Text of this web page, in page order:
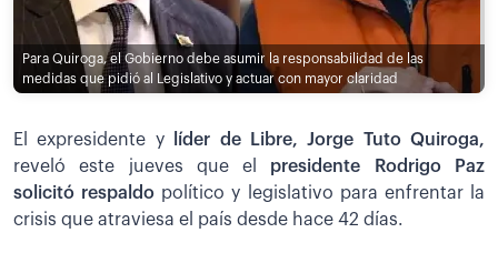
Para Quiroga, el Gobierno debe asumir la responsabilidad de las
medidas que pidió al Legislativo y actuar con mayor claridad
El expresidente y
líder de Libre, Jorge Tuto Quiroga,
reveló este jueves que el presidente Rodrigo Paz
solicitó respaldo político y legislativo para enfrentar la
crisis que atraviesa el país desde hace 42 días.